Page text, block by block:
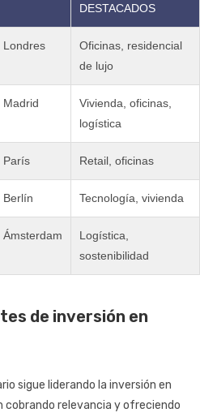
DESTACADOS
Londres
Oficinas, residencial
de lujo
Madrid
Vivienda, oficinas,
logística
París Retail, oficinas
Berlín Tecnología, vivienda
Ámsterdam
Logística,
sostenibilidad
de inversión en
sigue liderando la inversión en
cobrando relevancia y ofreciendo